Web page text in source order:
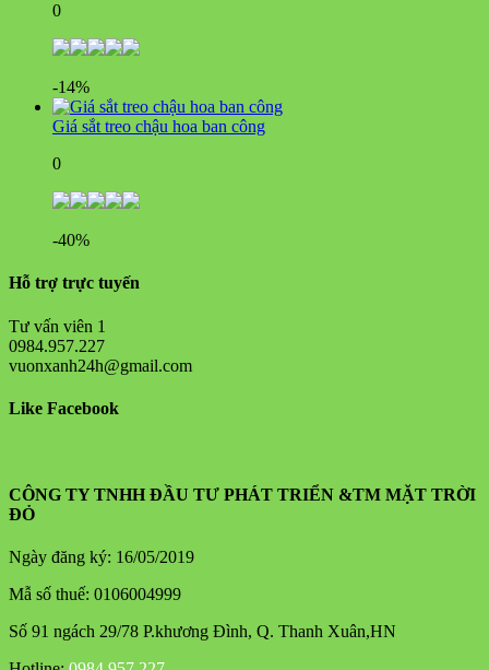
0
-14%
Giá sắt treo chậu hoa ban công
0
-40%
Hỗ trợ trực tuyến
Tư vấn viên 1
0984.957.227
vuonxanh24h@gmail.com
Like Facebook
CÔNG TY TNHH ĐẦU TƯ PHÁT TRIỂN &TM MẶT TRỜI
ĐỎ
Ngày đăng ký: 16/05/2019
Mẫ số thuế: 0106004999
Số 91 ngách 29/78 P.khương Đình, Q. Thanh Xuân,HN